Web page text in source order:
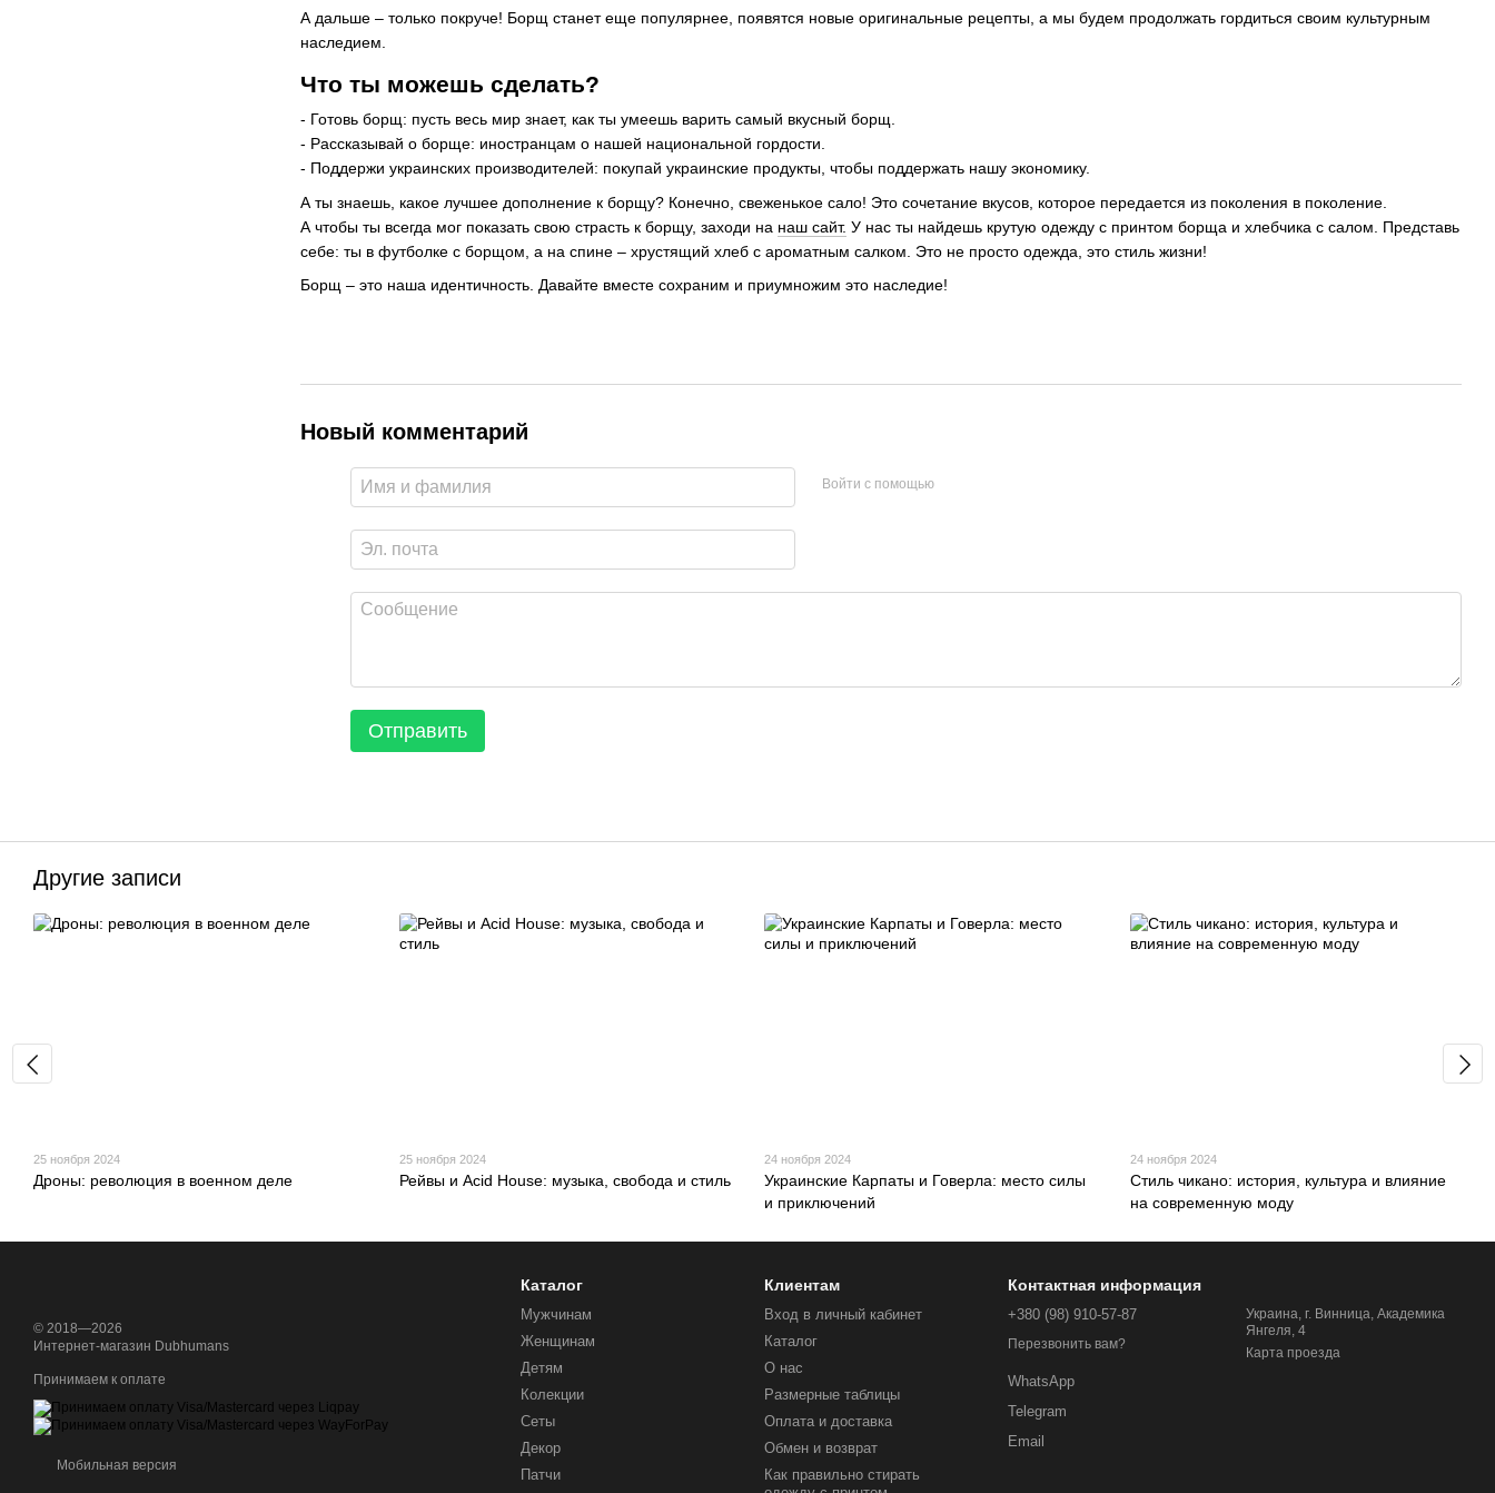
А дальше – только покруче! Борщ станет еще популярнее, появятся новые оригинальные рецепты, а мы будем продолжать гордиться своим культурным
наследием.
Что ты можешь сделать?
- Готовь борщ: пусть весь мир знает, как ты умеешь варить самый вкусный борщ.
- Рассказывай о борще: иностранцам о нашей национальной гордости.
- Поддержи украинских производителей: покупай украинские продукты, чтобы поддержать нашу экономику.
А ты знаешь, какое лучшее дополнение к борщу? Конечно, свеженькое сало! Это сочетание вкусов, которое передается из поколения в поколение.
А чтобы ты всегда мог показать свою страсть к борщу, заходи на наш сайт. У нас ты найдешь крутую одежду с принтом борща и хлебчика с салом. Представь
себе: ты в футболке с борщом, а на спине – хрустящий хлеб с ароматным салком. Это не просто одежда, это стиль жизни!
Борщ – это наша идентичность. Давайте вместе сохраним и приумножим это наследие!
Новый комментарий
Войти с помощью
Отправить
Другие записи
25 ноября 2024
Дроны: революция в военном деле
25 ноября 2024
Рейвы и Acid House: музыка, свобода и стиль
24 ноября 2024
Украинские Карпаты и Говерла: место силы
и приключений
24 ноября 2024
Стиль чикано: история, культура и влияние
на современную моду
© 2018—2026
Интернет-магазин Dubhumans
Принимаем к оплате
Мобильная версия
Каталог
Мужчинам
Женщинам
Детям
Колекции
Сеты
Декор
Патчи
Клиентам
Вход в личный кабинет
Каталог
О нас
Размерные таблицы
Оплата и доставка
Обмен и возврат
Как правильно стирать
Контактная информация
+380 (98) 910-57-87
Перезвонить вам?
WhatsApp
Telegram
Email
Украина, г. Винница, Академика
Янгеля, 4
Карта проезда